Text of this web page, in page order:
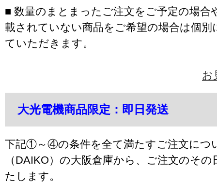
■ 数量のまとまったご注文をご予定の場合
載されていない商品をご希望の場合は個別
ていただきます。
お
大光電機商品限定：即日発送
下記①～④の条件を全て満たすご注文につ
（DAIKO）の大阪倉庫から、ご注文のそ
たします。